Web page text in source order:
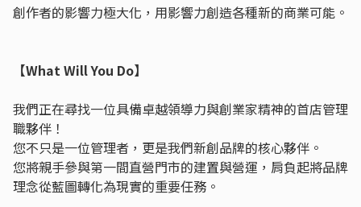
創作者的影響力極大化，用影響力創造各種新的商業可能。
【What Will You Do】
我們正在尋找一位具備卓越領導力與創業家精神的首店管理
職夥伴！
您不只是一位管理者，更是我們新創品牌的核心夥伴。
您將親手參與第一間直營門市的建置與營運，肩負起將品牌
理念從藍圖轉化為現實的重要任務。